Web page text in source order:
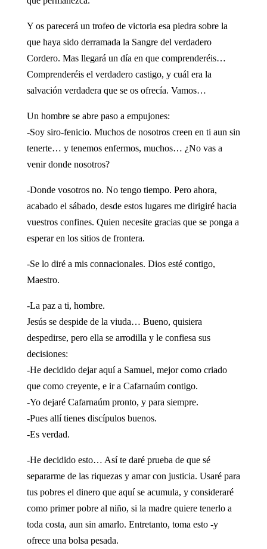
Y os parecerá un trofeo de victoria esa piedra sobre la
que haya sido derramada la Sangre del verdadero
Cordero. Mas llegará un día en que comprenderéis…
Comprenderéis el verdadero castigo, y cuál era la
salvación verdadera que se os ofrecía. Vamos…
Un hombre se abre paso a empujones:
-Soy siro-fenicio. Muchos de nosotros creen en ti aun sin
tenerte… y tenemos enfermos, muchos… ¿No vas a
venir donde nosotros?
-Donde vosotros no. No tengo tiempo. Pero ahora,
acabado el sábado, desde estos lugares me dirigiré hacia
vuestros confines. Quien necesite gracias que se ponga a
esperar en los sitios de frontera.
-Se lo diré a mis connacionales. Dios esté contigo,
Maestro.
-La paz a ti, hombre.
Jesús se despide de la viuda… Bueno, quisiera
despedirse, pero ella se arrodilla y le confiesa sus
decisiones:
-He decidido dejar aquí a Samuel, mejor como criado
que como creyente, e ir a Cafarnaúm contigo.
-Yo dejaré Cafarnaúm pronto, y para siempre.
-Pues allí tienes discípulos buenos.
-Es verdad.
-He decidido esto… Así te daré prueba de que sé
separarme de las riquezas y amar con justicia. Usaré para
tus pobres el dinero que aquí se acumula, y consideraré
como primer pobre al niño, si la madre quiere tenerlo a
toda costa, aun sin amarlo. Entretanto, toma esto -y
ofrece una bolsa pesada.